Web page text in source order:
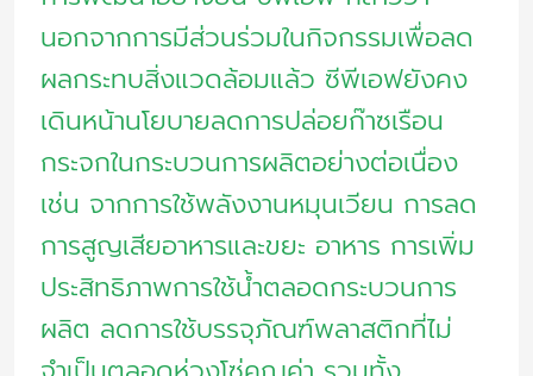
นอกจากการมีส่วนร่วมในกิจกรรมเพื่อลด
ผลกระทบสิ่งแวดล้อมแล้ว ซีพีเอฟยังคง
เดินหน้านโยบายลดการปล่อยก๊าซเรือน
กระจกในกระบวนการผลิตอย่างต่อเนื่อง
เช่น จากการใช้พลังงานหมุนเวียน การลด
การสูญเสียอาหารและขยะ อาหาร การเพิ่ม
ประสิทธิภาพการใช้น้ำตลอดกระบวนการ
ผลิต ลดการใช้บรรจุภัณฑ์พลาสติกที่ไม่